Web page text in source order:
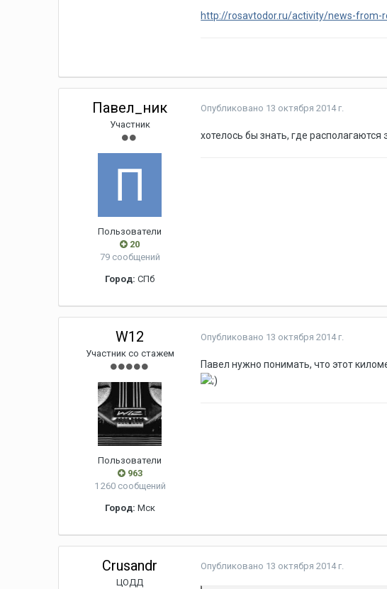
http://rosavtodor.ru/activity/news-from-
Павел_ник
Участник
Пользователи
20
79 сообщений
Город: СПб
Опубликовано 13 октября 2014 г.
хотелось бы знать, где располагаются
W12
Участник со стажем
Пользователи
963
1 260 сообщений
Город: Мск
Опубликовано 13 октября 2014 г.
Павел нужно понимать, что этот
Crusandr
ЦОДД
Опубликовано 13 октября 2014 г.